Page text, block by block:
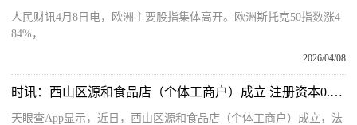
人民财讯4月8日电，欧洲主要股指集体高开。欧洲斯托克50指数涨4
84%，
2026/04/08
时讯：西山区源和食品店（个体工商户）成立 注册资本0.3万人民币
天眼查App显示，近日，西山区源和食品店（个体工商户）成立，法